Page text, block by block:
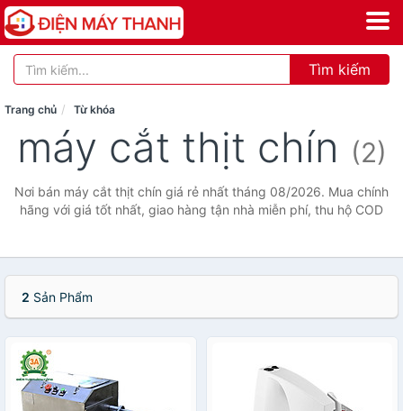
Tìm kiếm
Trang chủ Từ khóa
máy cắt thịt chín (2)
Nơi bán máy cắt thịt chín giá rẻ nhất tháng 08/2026. Mua chính
hãng với giá tốt nhất, giao hàng tận nhà miễn phí, thu hộ COD
2 Sản Phẩm